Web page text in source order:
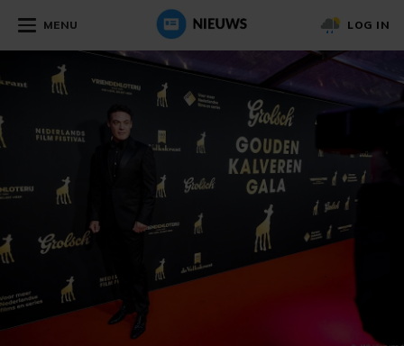
MENU LOG IN